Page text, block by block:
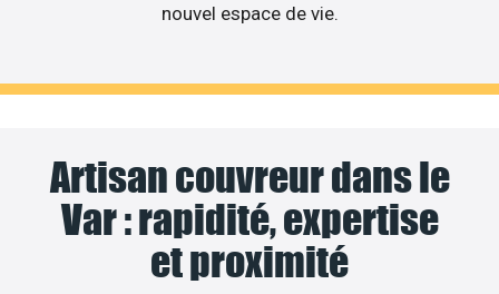
nouvel espace de vie.
Artisan couvreur dans le
Var : rapidité, expertise
et proximité